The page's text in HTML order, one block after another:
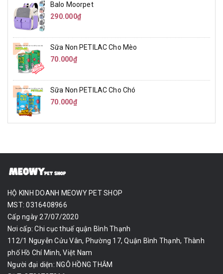
Balo Moorpet
290.000₫
Sữa Non PETILAC Cho Mèo
70.000₫
Sữa Non PETILAC Cho Chó
70.000₫
HỘ KINH DOANH MEOWY PET SHOP
MST: 0316408966
Cấp ngày 27/07/2020
Nơi cấp: Chi cục thuế quận Bình Thạnh
112/1 Nguyễn Cửu Vân, Phường 17, Quận Bình Thạnh, Thành
phố Hồ Chí Minh, Việt Nam
Người đại diện: NGÔ HỒNG THẮM